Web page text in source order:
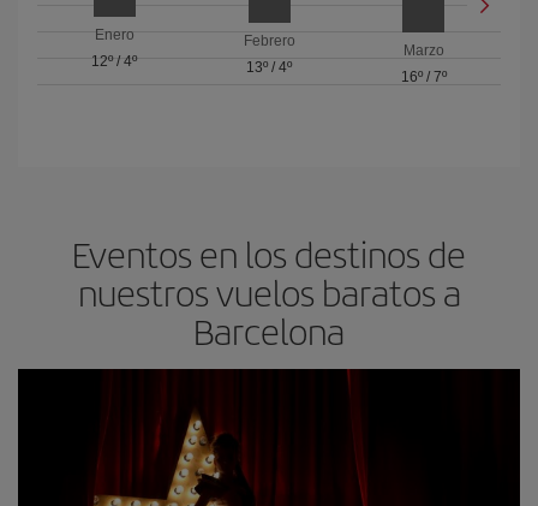
Enero
12º/4º
Febrero
13º / 4º
Marzo
16º/ 7º
Eventos en los destinos de
nuestros vuelos baratos a
Barcelona